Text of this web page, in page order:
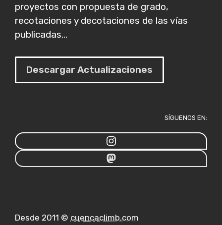
proyectos con propuesta de grado,
recotaciones y decotaciones de las vías
publicadas...
Descargar Actualizaciones
SÍGUENOS EN:
Desde 2011 © cuencaclimb.com